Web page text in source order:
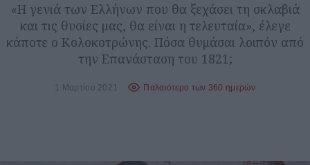
«Η γενιά των Ελλήνων που θα ξεχάσει τη σκλαβιά
και τις θυσίες μας, θα είναι η τελευταία», έλεγε
κάποτε ο Κολοκοτρώνης. Πόσα θυμάσαι λοιπόν από
την Επανάσταση του 1821;
1 Μαρτίου 2021 Παλαιότερο των 360 ημερών